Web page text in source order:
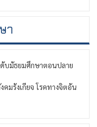
า
มัธยมศึกษาตอนปลาย
รังเกียจ โรคทางจิตอัน